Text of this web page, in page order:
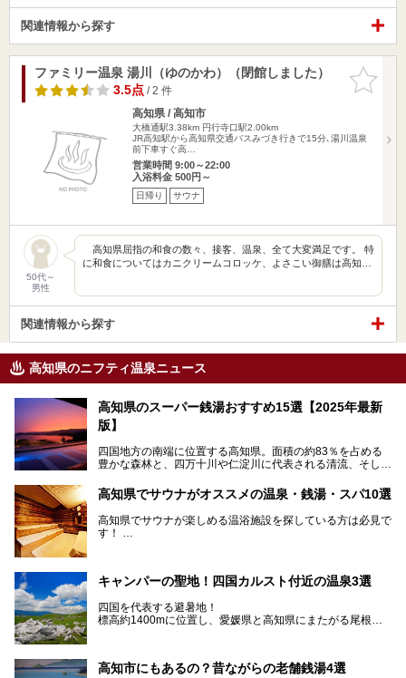
関連情報から探す
お気に入
りに追加
ファミリー温泉 湯川（ゆのかわ）（閉館しました）
3.5点/ 2 件
高知県 / 高知市
大橋通駅3.38km 円行寺口駅2.00km
JR高知駅から高知県交通バスみづき行きで15分､湯川温泉
前下車すぐ高…
営業時間 9:00～22:00
入浴料金 500円～
日帰り サウナ
50代～
男性
高知県屈指の和食の数々、接客、温泉、全て大変満足です。 特
に和食についてはカニクリームコロッケ、よさこい御膳は高知…
関連情報から探す
高知県のニフティ温泉ニュース
高知県のスーパー銭湯おすすめ15選【2025年最新
版】
四国地方の南端に位置する高知県。面積の約83％を占める
豊かな森林と、四万十川や仁淀川に代表される清流、そして
魅力がぎゅっと詰まった県です。
高知県はまた、カツオのたたきをはじめとする海産物や清流
で育つ川魚、大皿にごちそうがどっさり盛られた皿鉢料理、
柚子などの柑橘類、地酒といったグルメが充実していること
でも知られます。ここでは、温泉とあわせて自然の景観やグ
高知県でサウナがオススメの温泉・銭湯・スパ10選
高知県でサウナが楽しめる温浴施設を探している方は必見で
す！
ぜひこれを読んで高知のサウナ探しの参考してくださいね！
キャンパーの聖地！四国カルスト付近の温泉3選
四国を代表する避暑地！
標高約1400mに位置し、愛媛県と高知県にまたがる尾根沿
が見れる場所。
高知市にもあるの？昔ながらの老舗銭湯4選